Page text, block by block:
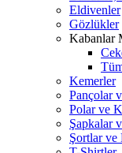
Eldivenler
Gözlükler
Kabanlar
Kemerler
Pançolar
Polar ve
Şapkalar
Şortlar ve